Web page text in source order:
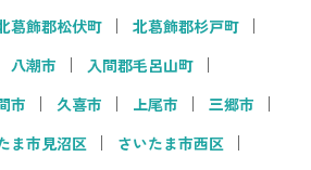
葛飾郡松伏町
北葛飾郡杉戸町
八潮市
入間郡毛呂山町
市 久喜市 上尾市
三郷市
ま市見沼区
さいたま市西区